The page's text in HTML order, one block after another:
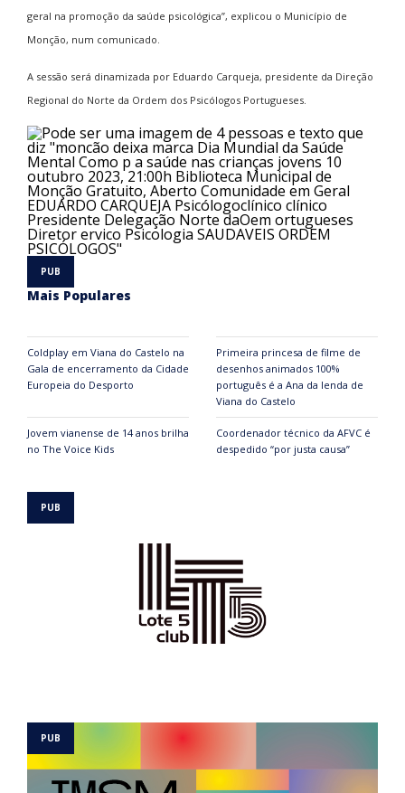
geral na promoção da saúde psicológica”, explicou o Município de
Monção, num comunicado.
A sessão será dinamizada por Eduardo Carqueja, presidente da Direção
Regional do Norte da Ordem dos Psicólogos Portugueses.
Mais Populares
Coldplay em Viana do Castelo na
Gala de encerramento da Cidade
Europeia do Desporto
Primeira princesa de filme de
desenhos animados 100%
português é a Ana da lenda de
Viana do Castelo
Jovem vianense de 14 anos brilha
no The Voice Kids
Coordenador técnico da AFVC é
despedido “por justa causa”